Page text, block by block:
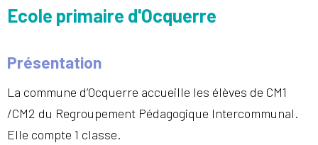
Ecole primaire d'Ocquerre
Présentation
La commune d’Ocquerre accueille les élèves de CM1
/CM2 du Regroupement Pédagogique Intercommunal.
Elle compte 1 classe.